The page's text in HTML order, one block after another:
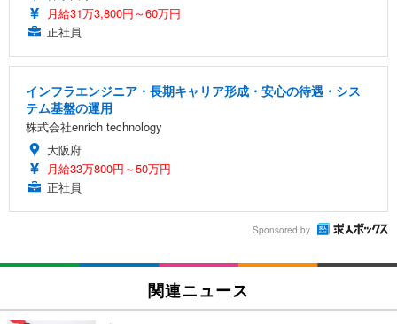
月給31万3,800円～60万円
正社員
インフラエンジニア・長期キャリア形成・安心の待遇・シス
テム基盤の運用
株式会社enrich technology
大阪府
月給33万800円～50万円
正社員
Sponsored by
関連ニュース